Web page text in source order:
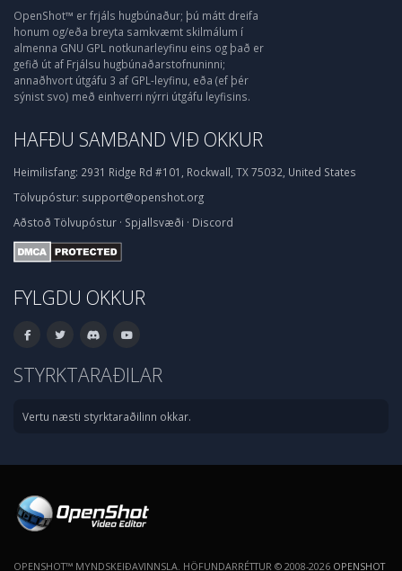
OpenShot™ er frjáls hugbúnaður; þú mátt dreifa
honum og/eða breyta samkvæmt skilmálum í
almenna GNU GPL notkunarleyfinu eins og það er
gefið út af Frjálsu hugbúnaðarstofnuninni;
annaðhvort útgáfu 3 af GPL-leyfinu, eða (ef þér
sýnist svo) með einhverri nýrri útgáfu leyfisins.
HAFÐU SAMBAND VIÐ OKKUR
Heimilisfang: 2931 Ridge Rd #101, Rockwall, TX 75032, United States
Tölvupóstur: support@openshot.org
Aðstoð Tölvupóstur · Spjallsvæði · Discord
FYLGDU OKKUR
STYRKTARAÐILAR
Vertu næsti styrktaraðilinn okkar.
OPENSHOT™ MYNDSKEIÐAVINNSLA. HÖFUNDARRÉTTUR © 2008-2026 OPENSHOT